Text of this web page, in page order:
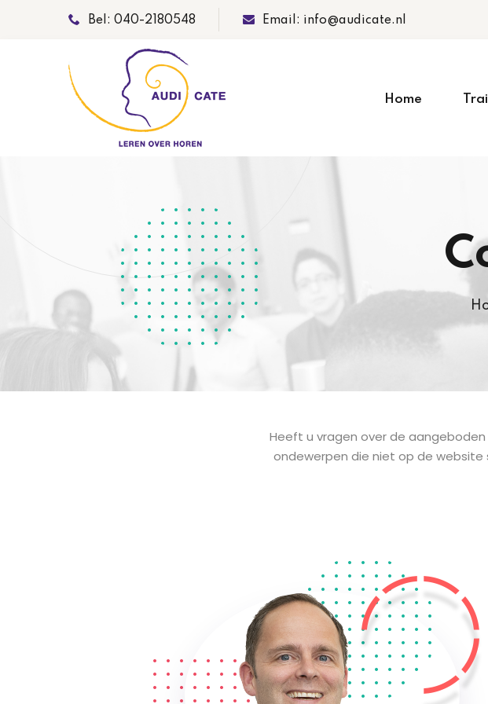
Bel: 040-2180548 Email: info@audicate.nl
Home
Heeft u vragen over de
ondewerpen die niet op de